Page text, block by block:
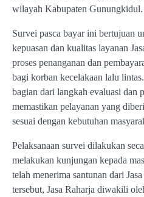
wilayah Kabupaten Gunungkidul.
Survei pasca bayar ini bertujuan
kepuasan dan kualitas layanan
proses penanganan dan
bagi korban kecelakaan lalu
bagian dari langkah evaluasi dan
memastikan pelayanan yang
sesuai dengan kebutuhan
Pelaksanaan survei dilakukan
melakukan kunjungan kepada
telah menerima santunan dari
tersebut, Jasa Raharja diwakili